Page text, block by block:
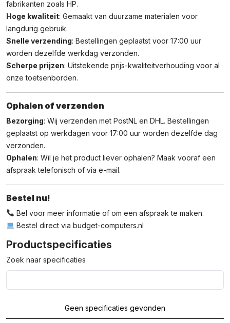
fabrikanten zoals HP.
Hoge kwaliteit: Gemaakt van duurzame materialen voor
langdurig gebruik.
Snelle verzending: Bestellingen geplaatst voor 17:00 uur
worden dezelfde werkdag verzonden.
Scherpe prijzen: Uitstekende prijs-kwaliteitverhouding voor al
onze toetsenborden.
Ophalen of verzenden
Bezorging: Wij verzenden met PostNL en DHL. Bestellingen
geplaatst op werkdagen voor 17:00 uur worden dezelfde dag
verzonden.
Ophalen: Wil je het product liever ophalen? Maak vooraf een
afspraak telefonisch of via e-mail.
Bestel nu!
Bel voor meer informatie of om een afspraak te maken.
Bestel direct via budget-computers.nl
Productspecificaties
Zoek naar specificaties
Geen specificaties gevonden